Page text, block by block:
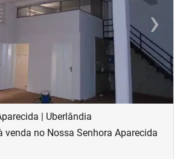
›Next
| Uberlândia
venda no Nossa Senhora Aparecida